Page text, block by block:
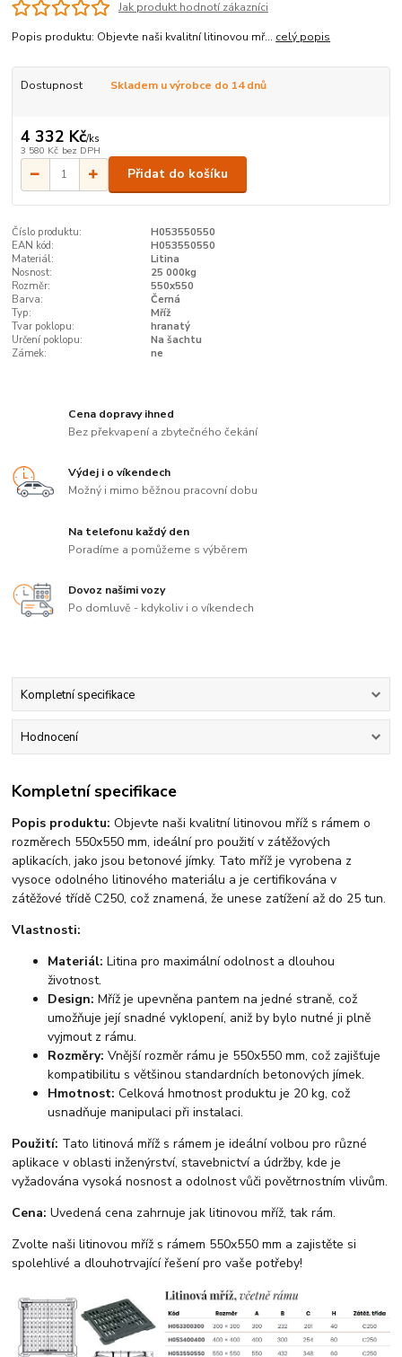
Jak produkt hodnotí zákazníci
Popis produktu: Objevte naši kvalitní litinovou mř... celý popis
Dostupnost Skladem u výrobce do 14 dnů
4 332 Kč/ks
3 580 Kč bez DPH
Přidat do košíku
Číslo produktu:
H053550550
EAN kód:
H053550550
Materiál:
Litina
Nosnost:
25 000kg
Rozměr:
550x550
Barva:
Černá
Typ:
Mříž
Tvar poklopu:
hranatý
Určení poklopu:
Na šachtu
Zámek:
ne
Cena dopravy ihned
Bez překvapení a zbytečného čekání
Výdej i o víkendech
Možný i mimo běžnou pracovní dobu
Na telefonu každý den
Poradíme a pomůžeme s výběrem
Dovoz našimi vozy
Po domluvě - kdykoliv i o víkendech
Kompletní specifikace
Hodnocení
Kompletní specifikace
Popis produktu: Objevte naši kvalitní litinovou mříž s rámem o
rozměrech 550x550 mm, ideální pro použití v zátěžových
aplikacích, jako jsou betonové jímky. Tato mříž je vyrobena z
vysoce odolného litinového materiálu a je certifikována v
zátěžové třídě C250, což znamená, že unese zatížení až do 25 tun.
Vlastnosti:
Materiál: Litina pro maximální odolnost a dlouhou
životnost.
Design: Mříž je upevněna pantem na jedné straně, což
umožňuje její snadné vyklopení, aniž by bylo nutné ji plně
vyjmout z rámu.
Rozměry: Vnější rozměr rámu je 550x550 mm, což zajišťuje
kompatibilitu s většinou standardních betonových jímek.
Hmotnost: Celková hmotnost produktu je 20 kg, což
usnadňuje manipulaci při instalaci.
Použití: Tato litinová mříž s rámem je ideální volbou pro různé
aplikace v oblasti inženýrství, stavebnictví a údržby, kde je
vyžadována vysoká nosnost a odolnost vůči povětrnostním vlivům.
Cena: Uvedená cena zahrnuje jak litinovou mříž, tak rám.
Zvolte naši litinovou mříž s rámem 550x550 mm a zajistěte si
spolehlivé a dlouhotrvající řešení pro vaše potřeby!